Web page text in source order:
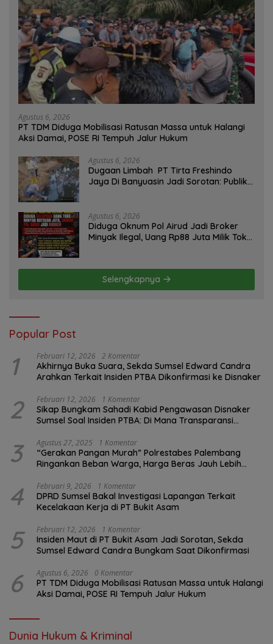
Agustus 6, 2026
PT TDM Diduga Mobilisasi Ratusan Massa untuk Halangi
Aksi Damai, POSE RI Tempuh Jalur Hukum
Agustus 6, 2026
Dugaan Limbah PT Tirta Freshindo
Jaya Di Banyuasin Jadi Sorotan: Publik
Agustus 6, 2026
Diduga Oknum Pol Airud Jadi Broker
Minyak Ilegal, Uang Rp88 Juta Milik Toke
Selengkapnya
Popular Post
1 Februari 12, 2026 2 Komentar
Akhirnya Buka Suara, Sekda Sumsel Edward Candra
Arahkan Terkait Insiden PTBA Dikonfirmasi ke Disnaker
2 Februari 12, 2026 1 Komentar
Sikap Bungkam Sahadi Kabid Pengawasan Disnaker
Sumsel Soal Insiden PTBA: Di Mana Transparansi
3 Agustus 27, 2025 1 Komentar
“Gerakan Pangan Murah” Polrestabes Palembang
Ringankan Beban Warga, Harga Beras Jauh Lebih
4 Februari 9, 2026 1 Komentar
DPRD Sumsel Bakal Investigasi Lapangan Terkait
Kecelakaan Kerja di PT Bukit Asam
5 Februari 12, 2026 1 Komentar
Insiden Maut di PT Bukit Asam Jadi Sorotan, Sekda
Sumsel Edward Candra Bungkam Saat Dikonfirmasi
6 Agustus 6, 2026 0 Komentar
PT TDM Diduga Mobilisasi Ratusan Massa untuk Halangi
Aksi Damai, POSE RI Tempuh Jalur Hukum
Dunia Hukum & Kriminal